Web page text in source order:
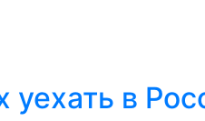
уехать в